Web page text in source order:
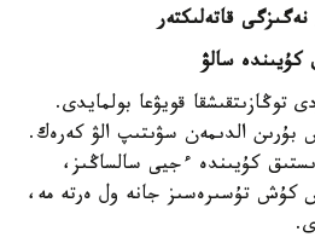
نەگىزگى قاتەلىكتەر
كۇيىندە سالۋ
توڭازىتقىشقا قويۋعا بولمايدى.
بۇرىن الدىمەن سۋىتىپ الۋ كەرەك.
ىستىق كۇيىندە ءجيى سالساڭىز،
كۇش تۇسىرەسىز جانە ول ەرتە مە،